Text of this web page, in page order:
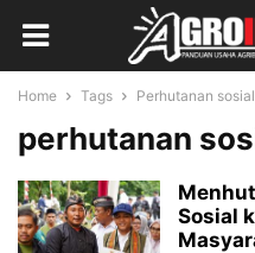
Home Tags Perhutanan sosial
perhutanan
Sosial